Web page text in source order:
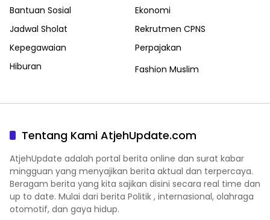
Bantuan Sosial
Ekonomi
Jadwal Sholat
Rekrutmen CPNS
Kepegawaian
Perpajakan
Hiburan
Fashion Muslim
Tentang Kami AtjehUpdate.com
AtjehUpdate adalah portal berita online dan surat kabar
mingguan yang menyajikan berita aktual dan terpercaya.
Beragam berita yang kita sajikan disini secara real time dan
up to date. Mulai dari berita Politik , internasional, olahraga
otomotif, dan gaya hidup.